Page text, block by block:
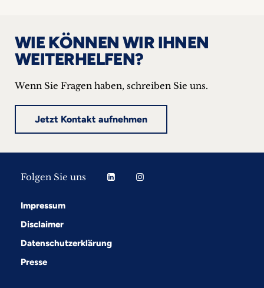
WIE KÖNNEN WIR IHNEN
WEITERHELFEN?
Wenn Sie Fragen haben, schreiben Sie uns.
Jetzt Kontakt aufnehmen
Folgen Sie uns
Impressum
Disclaimer
Datenschutzerklärung
Presse